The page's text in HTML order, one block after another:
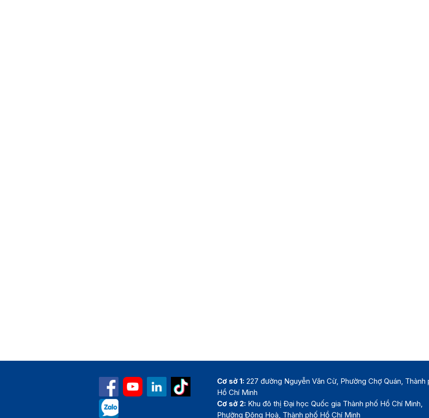
Cơ sở 1: 227 đường Nguyễn Văn Cừ, Phường Chợ Quán, Thành
Hồ Chí Minh
Cơ sở 2: Khu đô thị Đại học Quốc gia Thành phố Hồ Chí Minh,
Phường Đông Hoà, Thành phố Hồ Chí Minh